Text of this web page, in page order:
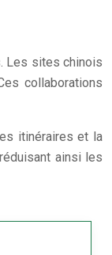
Les sites chinois
collaborations
itinéraires et la
ainsi les